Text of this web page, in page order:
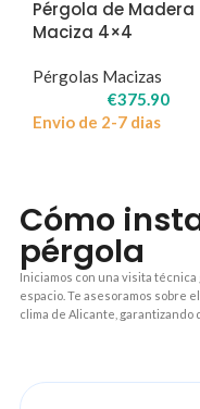
Pérgola de Madera
Maciza 4×4
Pérgolas Macizas
€375.90
Envio de 2-7 dias
Cómo
pérgola
Iniciamos con una visita
espacio. Te asesoramos sobre
clima de Alicante, garantizando